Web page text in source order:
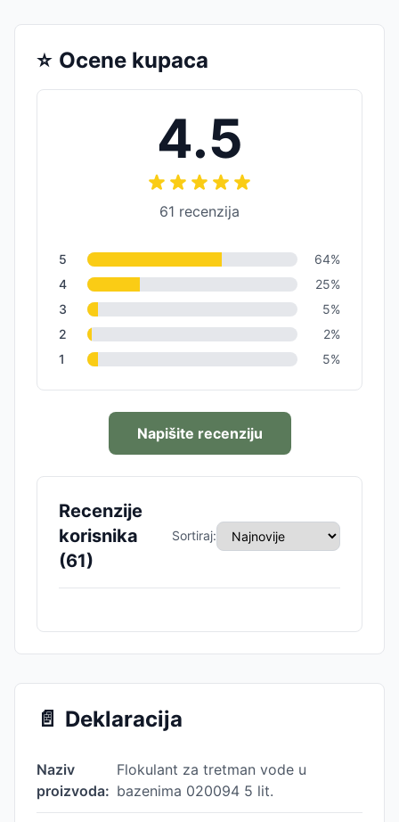
⭐ Ocene kupaca
4.5
61 recenzija
5 64%
4
25%
3
5%
2
2%
1
5%
Napišite recenziju
Recenzije
korisnika
(61)
Sortiraj:
📄 Deklaracija
Naziv
proizvoda:
Flokulant za tretman vode u
bazenima 020094 5 lit.